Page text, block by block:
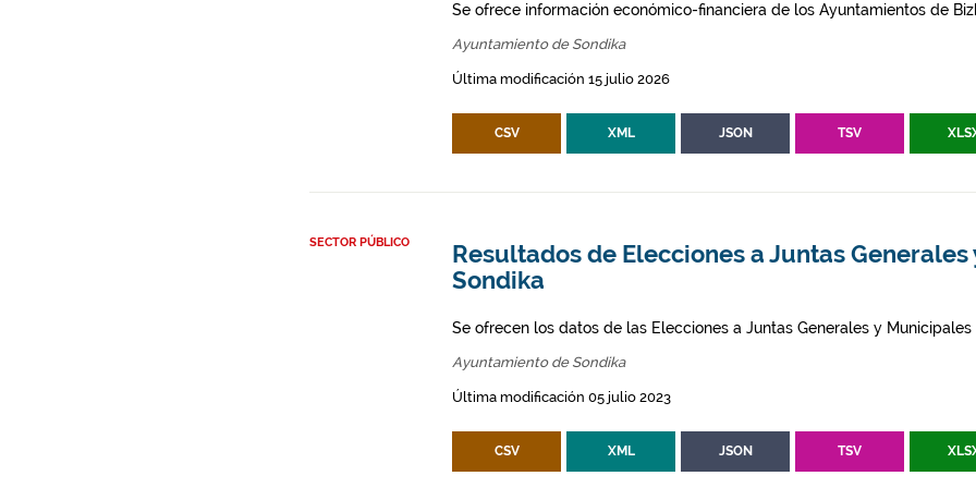
Se ofrece información económico-financiera de los Ayuntamientos de
Ayuntamiento de Sondika
Última modificación 15 julio 2026
CSV XML JSON TSV
SECTOR PÚBLICO
Resultados de Elecciones a Juntas
Sondika
Se ofrecen los datos de las Elecciones a Juntas Generales y
Ayuntamiento de Sondika
Última modificación 05 julio 2023
CSV XML JSON TSV